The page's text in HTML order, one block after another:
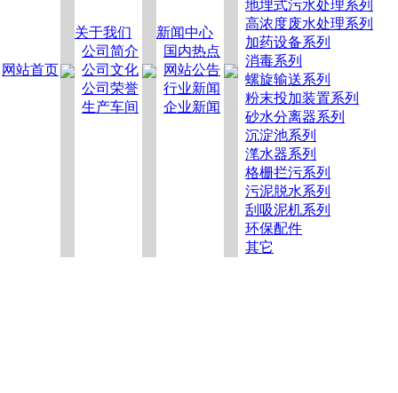
网站首页
关于我们
公司简介
公司文化
公司荣誉
生产车间
新闻中心
国内热点
网站公告
行业新闻
企业新闻
地埋式污水处理系列
高浓度废水处理系列
加药设备系列
消毒系列
螺旋输送系列
粉末投加装置系列
砂水分离器系列
沉淀池系列
滗水器系列
格栅拦污系列
污泥脱水系列
刮吸泥机系列
环保配件
其它